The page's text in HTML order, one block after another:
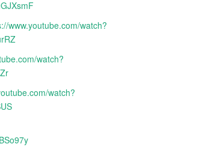
www.youtube.com/watch?
watch?
watch?